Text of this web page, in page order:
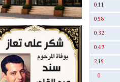
0.11
0.98
0.32
0.47
2.19
0